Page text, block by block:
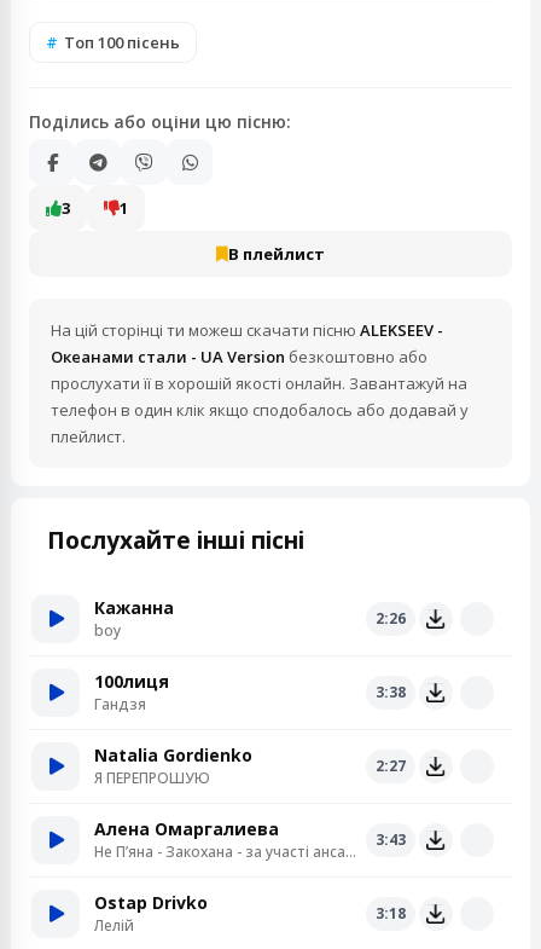
Топ 100 пісень
Поділись або оціни цю пісню:
3 1
В плейлист
На цій сторінці ти можеш скачати пісню ALEKSEEV -
Океанами стали - UA Version безкоштовно або
прослухати її в хорошій якості онлайн. Завантажуй на
телефон в один клік якщо сподобалось або додавай у
плейлист.
Послухайте інші пісні
Кажанна
boy
2:26
100лиця
Гандзя
3:38
Natalia Gordienko
Я ПЕРЕПРОШУЮ
2:27
Алена Омаргалиева
Не Пʼяна - Закохана - за участі ансамблю «Кралиця»
3:43
Ostap Drivko
Лелій
3:18